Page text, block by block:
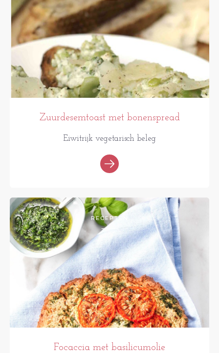
Zuurdesemtoast met bonenspread
Eiwitrijk vegetarisch beleg
RECEPTEN
Focaccia met basilicumolie